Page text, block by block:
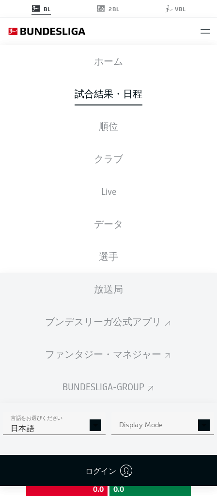
BL 2BL VBL
ホーム
試合結果・日程
順位
クラブ
Live
データ
選手
放送局
ブンデスリーガ公式アプリ
ファンタジー・マネジャー
BUNDESLIGA-GROUP
言語をお選びください
日本語 Display Mode
ログイン
SCF SVW
スターティングメンバー
0
0 % 成功率 0 %
PASS EFFICIENCY
0.0 0.0